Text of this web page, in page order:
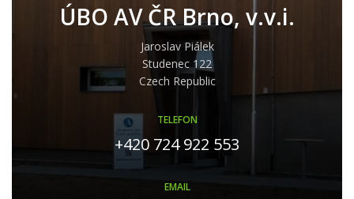
ÚBO AV ČR Brno, v.v.i.
Jaroslav Piálek
Studenec 122
Czech Republic
TELEFON
+420 724 922 553
EMAIL